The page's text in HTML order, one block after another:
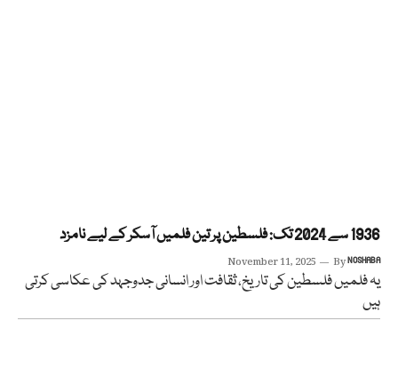
1936 سے 2024 تک: فلسطین پر تین فلمیں آسکر کے لیے نامزد
November 11, 2025 ByNOSHABA
یہ فلمیں فلسطین کی تاریخ، ثقافت اور انسانی جدوجہد کی عکاسی کرتی
ہیں